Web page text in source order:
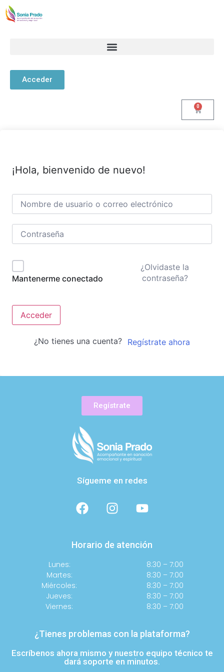
Acceder
0
¡Hola, bienvenido de nuevo!
Mantenerme conectado
¿Olvidaste la
contraseña?
Acceder
¿No tienes una cuenta? Regístrate ahora
Regístrate
Sígueme en redes
Horario de atención
Lunes:
Martes:
Miércoles:
Jueves:
Viernes:
8:30 – 7:00
8:30 – 7:00
8:30 – 7:00
8:30 – 7:00
8:30 – 7:00
¿Tienes problemas con la plataforma?
Escríbenos ahora mismo y nuestro equipo técnico te
dará soporte en minutos.